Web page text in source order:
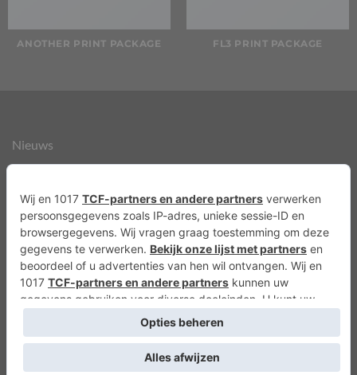
ANOTHER PRINT PACKAGE FL3 PRINT PACKAGE
Nieuws
Over ons
Agenda
Privacyverklaring